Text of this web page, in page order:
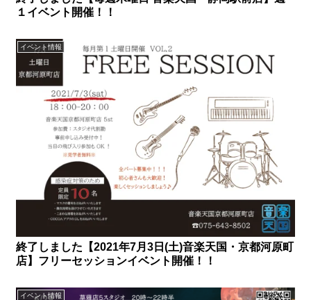
１イベント開催！！
イベント情報
終了しました【2021年7月3日(土)音楽天国・京都河原町
店】フリーセッションイベント開催！！
イベント情報